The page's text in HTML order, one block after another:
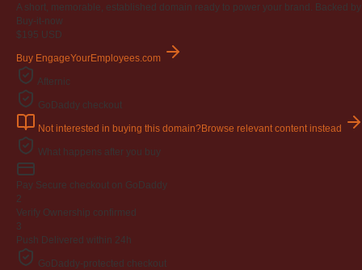
A short, memorable, established domain ready to power your brand. Backed
Buy-it-now
$195 USD
Buy EngageYourEmployees.com
Afternic
GoDaddy checkout
Not interested in buying this domain?Browse relevant content instead
What happens after you buy
Pay Secure checkout on GoDaddy
2
Verify Ownership confirmed
3
Push Delivered within 24h
GoDaddy-protected checkout